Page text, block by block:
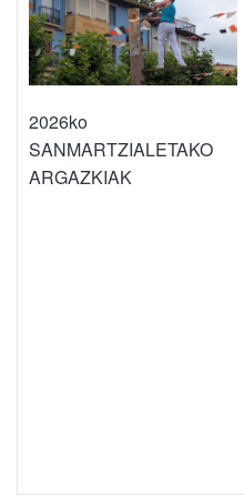
2026ko
SANMARTZIALETAKO
ARGAZKIAK